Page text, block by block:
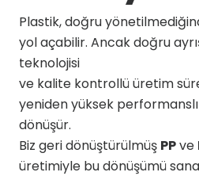
Plastik, doğru
yol açabilir. Ancak doğru
teknolojisi
ve kalite kontrollü üretim
yeniden yüksek
dönüşür.
Biz geri dönüştürülmüş PPve
üretimiyle bu dönüşümü